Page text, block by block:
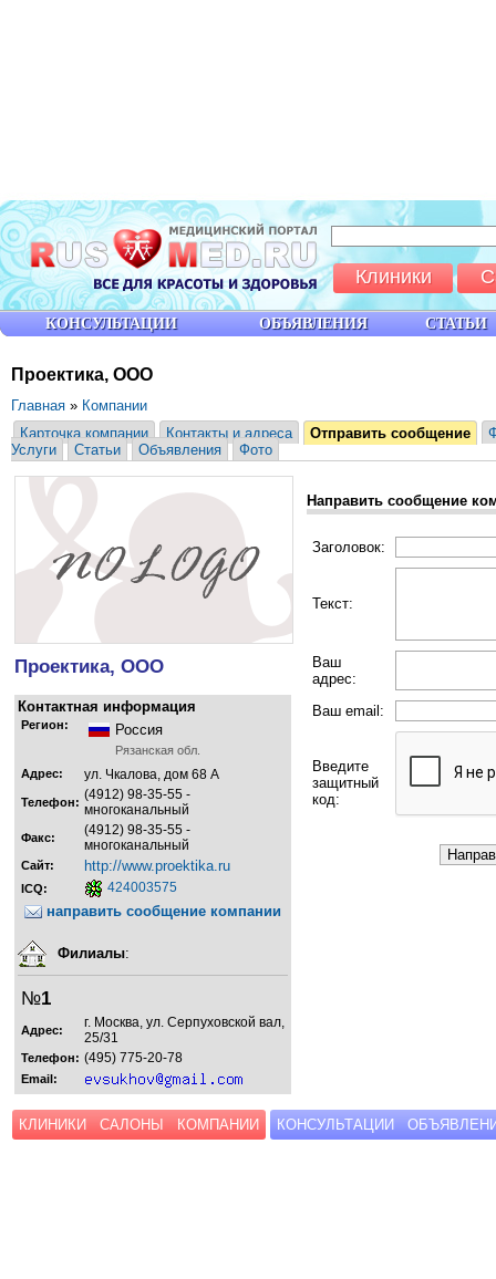
Проектика, ООО
Главная » Компании
Карточка компании
Контакты и адреса Отправить сообщение
Услуги
Статьи Объявления Фото
Проектика, ООО
Контактная информация
Регион: Россия
Рязанская обл.
Адрес:
ул. Чкалова, дом 68 А
Телефон: (4912) 98-35-55 -
многоканальный
Факс:
(4912) 98-35-55 -
многоканальный
Сайт: http://www.proektika.ru
ICQ: 424003575
направить сообщение компании
Филиалы:
№1
Адрес:
г. Москва, ул. Серпуховской вал,
25/31
Телефон: (495) 775-20-78
Email:
Направить сообщение
Заголовок:
Текст:
Ваш
адрес:
Ваш email:
Введите
защитный
код:
КЛИНИКИ САЛОНЫ КОМПАНИИ КОНСУЛЬТАЦИИ
КОНСУЛЬТАЦИИ ОБЪЯВЛЕНИЯ СТАТЬИ
Клиники